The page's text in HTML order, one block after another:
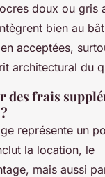
doux ou gris
bien au
acceptées,
architectural du
des frais
représente un
la location, le
mais aussi